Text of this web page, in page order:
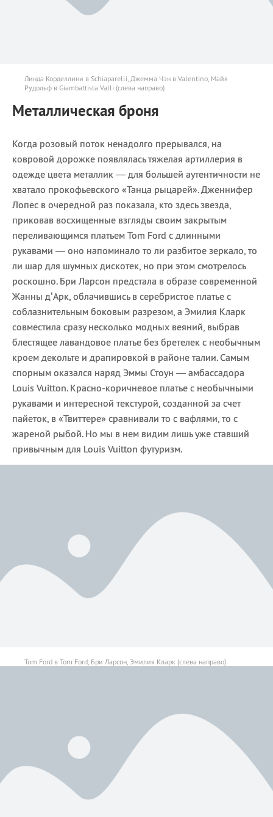
Линда Корделлини в Schiaparelli, Джемма Чэн в Valentino, Майя
Рудольф в Giambattista Valli (слева направо)
Металлическая броня
Когда розовый поток ненадолго прерывался, на
ковровой дорожке появлялась тяжелая артиллерия в
одежде цвета металлик — для большей аутентичности не
хватало прокофьевского «Танца рыцарей». Дженнифер
Лопес в очередной раз показала, кто здесь звезда,
приковав восхищенные взгляды своим закрытым
переливающимся платьем Tom Ford с длинными
рукавами — оно напоминало то ли разбитое зеркало, то
ли шар для шумных дискотек, но при этом смотрелось
роскошно. Бри Ларсон предстала в образе современной
Жанны д’Арк, облачившись в серебристое платье с
соблазнительным боковым разрезом, а Эмилия Кларк
совместила сразу несколько модных веяний, выбрав
блестящее лавандовое платье без бретелек с необычным
кроем декольте и драпировкой в районе талии. Самым
спорным оказался наряд Эммы Стоун — амбассадора
Louis Vuitton. Красно-коричневое платье с необычными
рукавами и интересной текстурой, созданной за счет
пайеток, в «Твиттере» сравнивали то с вафлями, то с
жареной рыбой. Но мы в нем видим лишь уже ставший
привычным для Louis Vuitton футуризм.
Tom Ford в Tom Ford, Бри Ларсон, Эмилия Кларк (слева направо)